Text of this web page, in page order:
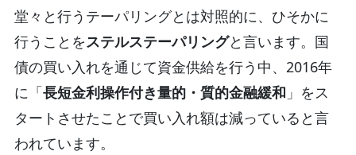
堂々と行うテーパリングとは対照的に、ひそかに
行うことをステルステーパリングと言います。国
債の買い入れを通じて資金供給を行う中、2016年
に「長短金利操作付き量的・質的金融緩和 」をス
タートさせたことで買い入れ額は減っていると言
われています。